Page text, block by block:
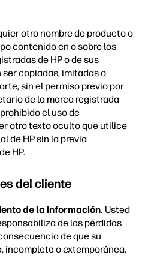
otro nombre de producto o
contenido en o sobre los
de HP o de sus
copiadas, imitadas o
sin el permiso previo por
de la marca registrada
el uso de
otro texto oculto que utilice
de HP sin la previa
HP.
del cliente
de la información. Usted
de las pérdidas
de que su
incompleta o extemporánea.